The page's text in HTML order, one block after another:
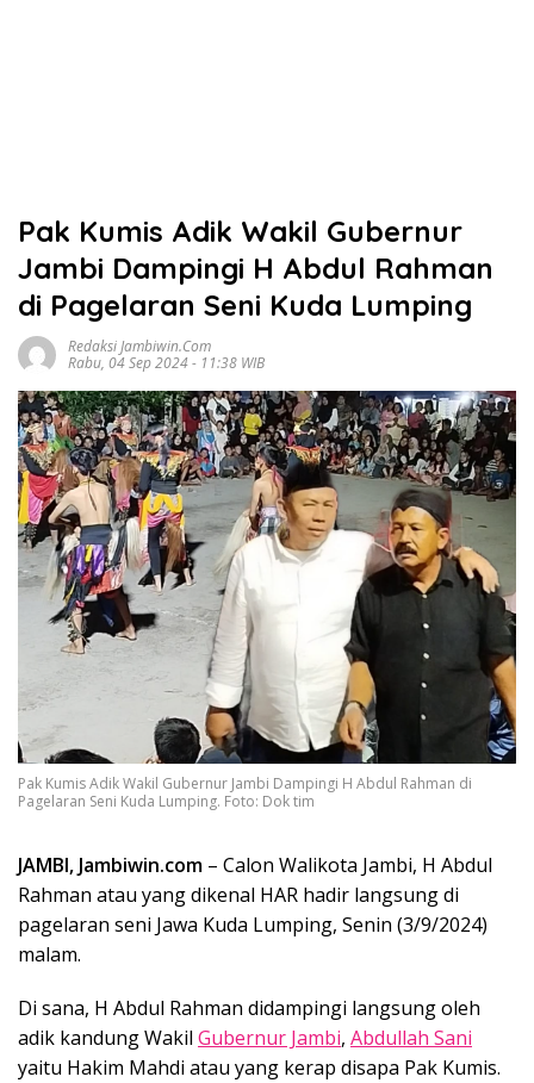
Pak Kumis Adik Wakil Gubernur
Jambi Dampingi H Abdul Rahman
di Pagelaran Seni Kuda Lumping
Redaksi Jambiwin.com
Rabu, 04 Sep 2024 - 11:38 WIB
Pak Kumis Adik Wakil Gubernur Jambi Dampingi H Abdul Rahman di
Pagelaran Seni Kuda Lumping. Foto: Dok tim
JAMBI, Jambiwin.com – Calon Walikota Jambi, H Abdul
Rahman atau yang dikenal HAR hadir langsung di
pagelaran seni Jawa Kuda Lumping, Senin (3/9/2024)
malam.
Di sana, H Abdul Rahman didampingi langsung oleh
adik kandung Wakil Gubernur Jambi, Abdullah Sani
yaitu Hakim Mahdi atau yang kerap disapa Pak Kumis.